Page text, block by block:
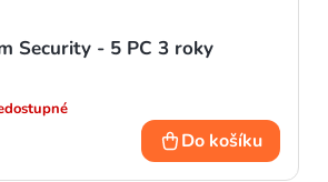
Security - 5 PC 3 roky
Do košíku